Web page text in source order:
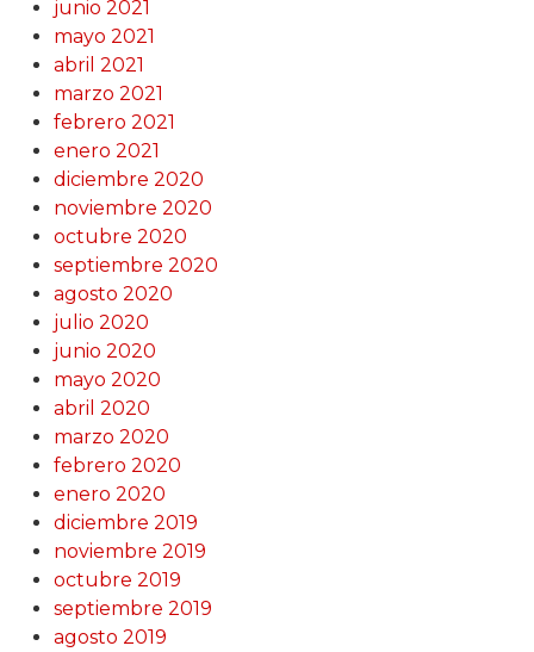
junio 2021
mayo 2021
abril 2021
marzo 2021
febrero 2021
enero 2021
diciembre 2020
noviembre 2020
octubre 2020
septiembre 2020
agosto 2020
julio 2020
junio 2020
mayo 2020
abril 2020
marzo 2020
febrero 2020
enero 2020
diciembre 2019
noviembre 2019
octubre 2019
septiembre 2019
agosto 2019